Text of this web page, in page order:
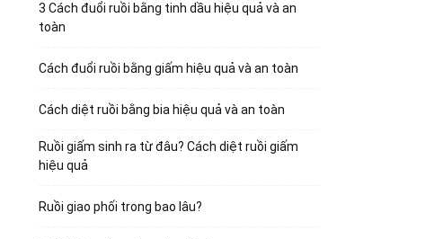
3 Cách đuổi ruồi bằng tinh dầu hiệu quả và an
toàn
Cách đuổi ruồi bằng giấm hiệu quả và an toàn
Cách diệt ruồi bằng bia hiệu quả và an toàn
Ruồi giấm sinh ra từ đâu? Cách diệt ruồi giấm
hiệu quả
Ruồi giao phối trong bao lâu?